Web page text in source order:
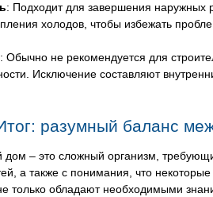
: Подходит для завершения наружных
холодов, чтобы избежать
: Обычно не рекомендуется для
Исключение составляют
разумный баланс
дом – это сложный организм,
а также с понимания, что
только обладают необходимыми